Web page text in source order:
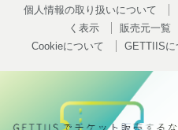
個人情報の取り扱いについて
く表示
販売元一覧
Cookieについて
GETTIISに